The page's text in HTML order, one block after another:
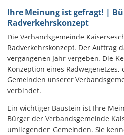
Ihre Meinung ist gefragt! |
Radverkehrskonzept
Die Verbandsgemeinde
Radverkehrskonzept. Der Auftrag
vergangenen Jahr vergeben. Die
Konzeption eines Radwegenetzes,
Gemeinden unserer
verbindet.
Ein wichtiger Baustein ist Ihre
Bürger der Verbandsgemeinde
umliegenden Gemeinden. Sie